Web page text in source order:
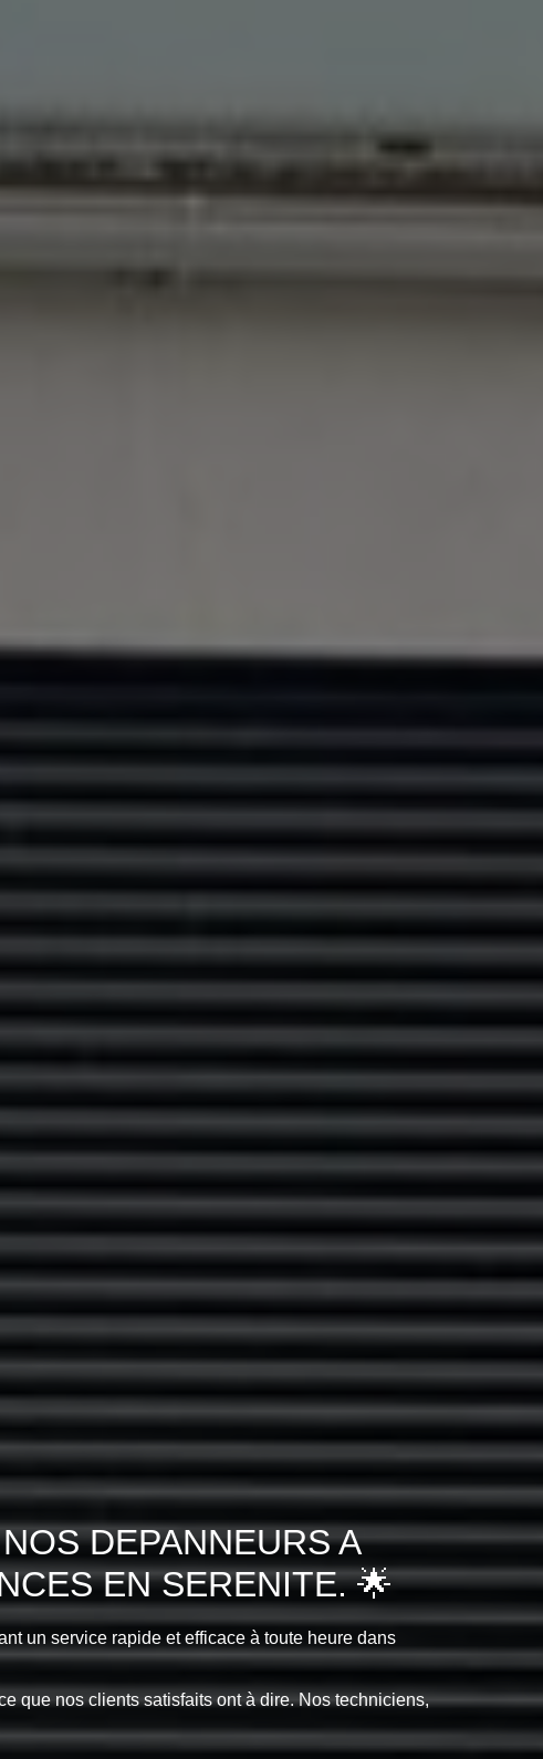
DEPANNEURS A
EN SERENITE. 🌟
un service rapide et efficace à toute heure dans
que nos clients satisfaits ont à dire. Nos techniciens,